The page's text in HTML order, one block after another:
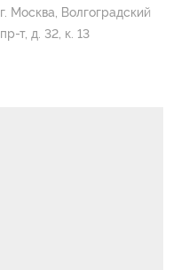
г. Москва, Волгоградский
пр-т, д. 32, к. 13